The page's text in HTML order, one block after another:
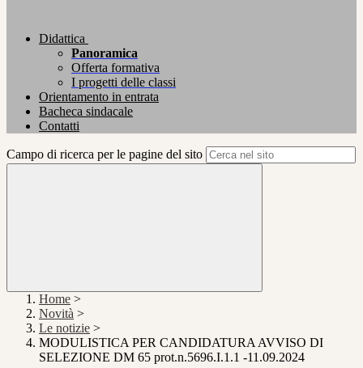
Didattica
Panoramica
Offerta formativa
I progetti delle classi
Orientamento in entrata
Bacheca sindacale
Contatti
Campo di ricerca per le pagine del sito
Home >
Novità >
Le notizie >
MODULISTICA PER CANDIDATURA AVVISO DI
SELEZIONE DM 65 prot.n.5696.I.1.1 -11.09.2024